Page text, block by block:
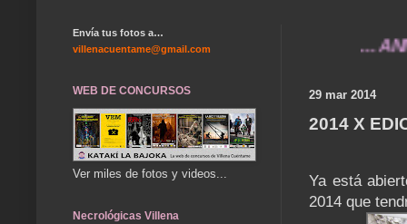
... ANÍMATE
29 mar 2014
2014 X
Ya está
2014 que
Envía tus fotos a…
villenacuentame@gmail.com
WEB DE CONCURSOS
Ver miles de fotos y videos...
Necrológicas Villena